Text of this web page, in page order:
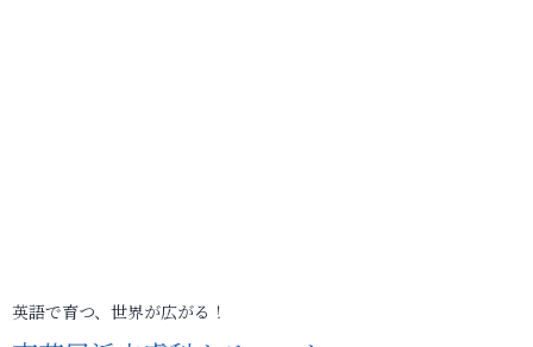
英語で育つ、世界が広がる！